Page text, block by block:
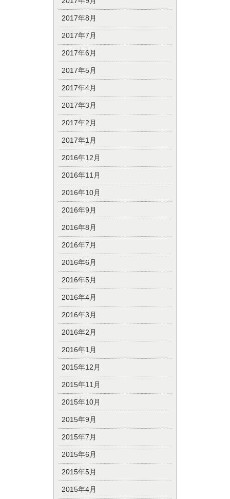
2017年8月
2017年7月
2017年6月
2017年5月
2017年4月
2017年3月
2017年2月
2017年1月
2016年12月
2016年11月
2016年10月
2016年9月
2016年8月
2016年7月
2016年6月
2016年5月
2016年4月
2016年3月
2016年2月
2016年1月
2015年12月
2015年11月
2015年10月
2015年9月
2015年7月
2015年6月
2015年5月
2015年4月